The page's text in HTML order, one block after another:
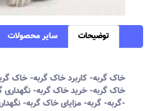
توضیحات سایر محصولات
خاک گربه- کاربرد خاک گربه- خاک
خاک گربه- خرید خاک گربه- نگهداری
گربه- گربه- مزایای خاک گربه- نگهداری گربه خانگی-